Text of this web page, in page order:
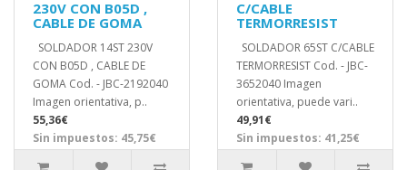
230V CON B05D ,
CABLE DE GOMA
SOLDADOR 14ST 230V
CON B05D , CABLE DE
GOMA Cod. - JBC-2192040
Imagen orientativa, p..
55,36€
Sin impuestos: 45,75€
C/CABLE
TERMORRESIST
SOLDADOR 65ST C/CABLE
TERMORRESIST Cod. - JBC-
3652040 Imagen
orientativa, puede vari..
49,91€
Sin impuestos: 41,25€